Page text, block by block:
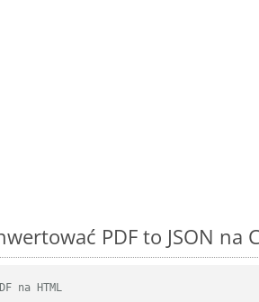
PDF to JSON
na HTML